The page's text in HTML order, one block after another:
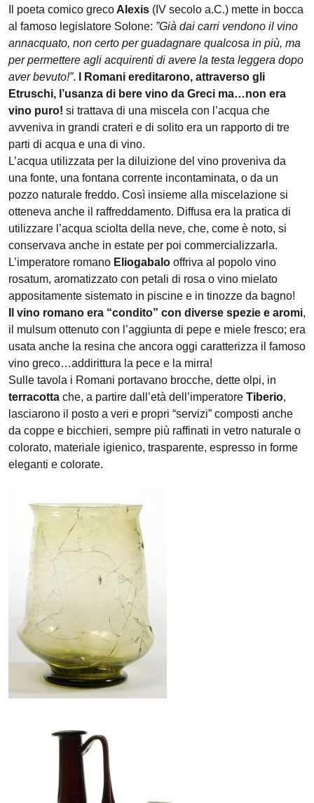
Il poeta comico greco Alexis (IV secolo a.C.) mette in bocca
al famoso legislatore Solone: ​​ ”Già dai carri vendono il vino
annacquato, non certo per guadagnare qualcosa in più, ma
per permettere agli acquirenti di avere la testa leggera dopo
aver bevuto!”. I Romani ereditarono, attraverso gli
Etruschi, l’usanza di bere vino da Greci ma…non era
vino puro! si trattava di una miscela con l’acqua che
avveniva in grandi crateri e di solito era un rapporto di tre
parti di acqua e una di vino.
L’acqua utilizzata per la diluizione del vino proveniva da
una fonte, una fontana corrente incontaminata, o da un
pozzo naturale freddo. Così insieme alla miscelazione si
otteneva anche il raffreddamento. Diffusa era la pratica di
utilizzare l’acqua sciolta della neve, che, come è noto, si
conservava anche in estate per poi commercializzarla.
L’imperatore romano Eliogabalo offriva al popolo vino
rosatum, aromatizzato con petali di rosa o vino mielato
appositamente sistemato in piscine e in tinozze da bagno!
Il vino romano era “condito” con diverse spezie e aromi,
il mulsum ottenuto con l’aggiunta di pepe e miele fresco; era
usata anche la resina che ancora oggi caratterizza il famoso
vino greco…addirittura la pece e la mirra!
Sulle tavola i Romani portavano brocche, dette olpi, in
terracotta che, a partire dall’età dell’imperatore Tiberio,
lasciarono il posto a veri e propri “servizi” composti anche
da coppe e bicchieri, sempre più raffinati in vetro naturale o
colorato, materiale igienico, trasparente, espresso in forme
eleganti e colorate.